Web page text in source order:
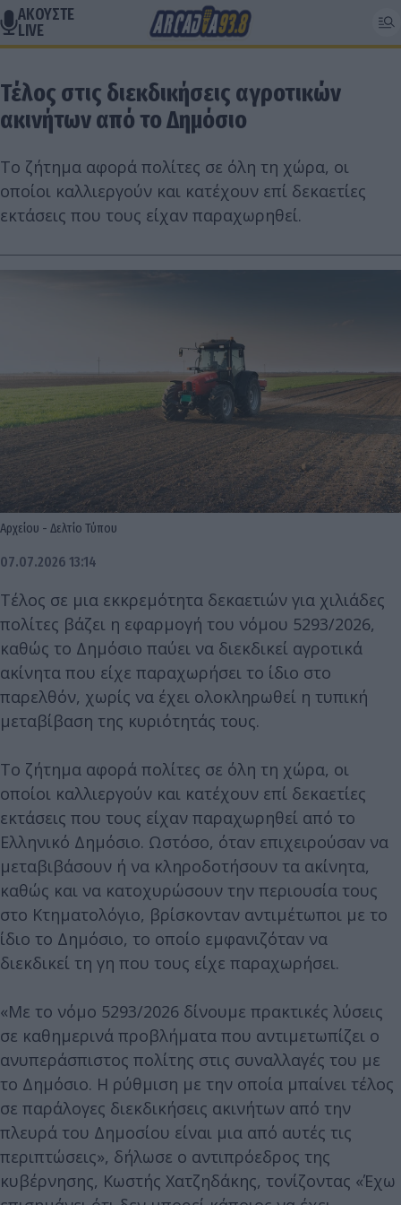
ΑΚΟΥΣΤΕ
LIVE
Τέλος στις διεκδικήσεις αγροτικών
ακινήτων από το Δημόσιο
Το ζήτημα αφορά πολίτες σε όλη τη χώρα, οι
οποίοι καλλιεργούν και κατέχουν επί δεκαετίες
εκτάσεις που τους είχαν παραχωρηθεί.
Αρχείου - Δελτίο Τύπου
07.07.2026 13:14
Τέλος σε μια εκκρεμότητα δεκαετιών για χιλιάδες
πολίτες βάζει η εφαρμογή του νόμου 5293/2026,
καθώς το Δημόσιο παύει να διεκδικεί αγροτικά
ακίνητα που είχε παραχωρήσει το ίδιο στο
παρελθόν, χωρίς να έχει ολοκληρωθεί η τυπική
μεταβίβαση της κυριότητάς τους.
Το ζήτημα αφορά πολίτες σε όλη τη χώρα, οι
οποίοι καλλιεργούν και κατέχουν επί δεκαετίες
εκτάσεις που τους είχαν παραχωρηθεί από το
Ελληνικό Δημόσιο. Ωστόσο, όταν επιχειρούσαν να
μεταβιβάσουν ή να κληροδοτήσουν τα ακίνητα,
καθώς και να κατοχυρώσουν την περιουσία τους
στο Κτηματολόγιο, βρίσκονταν αντιμέτωποι με το
ίδιο το Δημόσιο, το οποίο εμφανιζόταν να
διεκδικεί τη γη που τους είχε παραχωρήσει.
«Με το νόμο 5293/2026 δίνουμε πρακτικές λύσεις
σε καθημερινά προβλήματα που αντιμετωπίζει ο
ανυπεράσπιστος πολίτης στις συναλλαγές του με
το Δημόσιο. Η ρύθμιση με την οποία μπαίνει τέλος
σε παράλογες διεκδικήσεις ακινήτων από την
πλευρά του Δημοσίου είναι μια από αυτές τις
περιπτώσεις», δήλωσε ο αντιπρόεδρος της
κυβέρνησης, Κωστής Χατζηδάκης, τονίζοντας «Έχω